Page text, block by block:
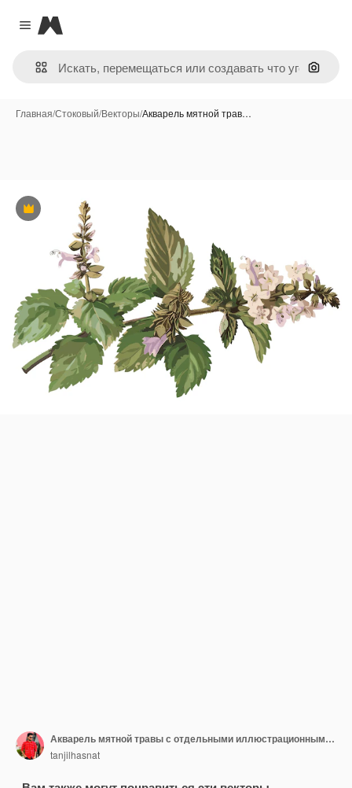
Close menu
Magnific
Поиск
Главная/Стоковый/Векторы/Акварель мятной трав…
Премиум
Акварель мятной травы с отдельными иллюстрационными элементами
tanjilhasnat